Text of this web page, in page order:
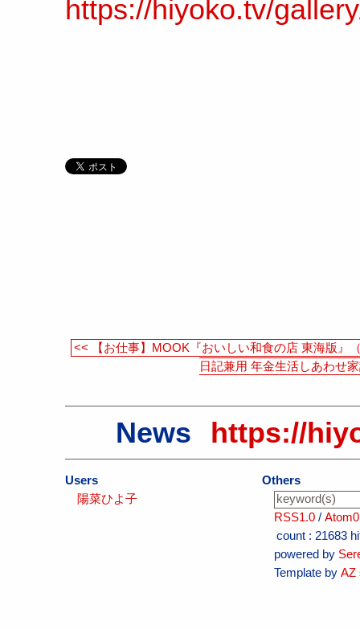
https://hiyoko.tv/
<< 【お仕事】MOOK『おいしい和食の店 東海版』
日記兼用 年金生活しあわせ
News https://
Users
陽菜ひよ子
Others
RSS1.0 /
count :21683
powered by
Template byAZ